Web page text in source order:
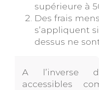
supérieure à
Des frais
s’appliquent
dessus ne
A l’inverse
accessibles